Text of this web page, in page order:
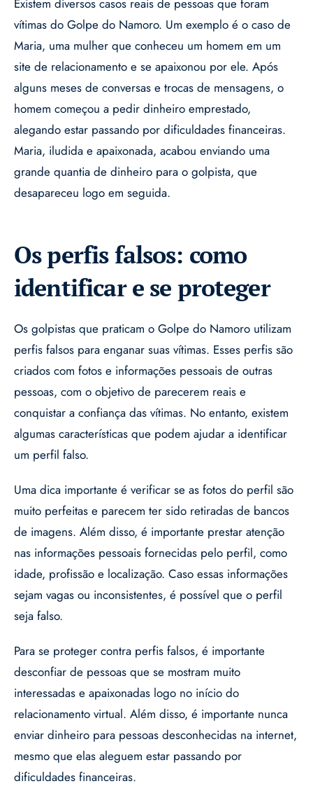
vítimas do Golpe do Namoro. Um exemplo é o caso de
Maria, uma mulher que conheceu um homem em um
site de relacionamento e se apaixonou por ele. Após
alguns meses de conversas e trocas de mensagens, o
homem começou a pedir dinheiro emprestado,
alegando estar passando por dificuldades financeiras.
Maria, iludida e apaixonada, acabou enviando uma
grande quantia de dinheiro para o golpista, que
desapareceu logo em seguida.
Os perfis falsos: como
identificar e se proteger
Os golpistas que praticam o Golpe do Namoro utilizam
perfis falsos para enganar suas vítimas. Esses perfis são
criados com fotos e informações pessoais de outras
pessoas, com o objetivo de parecerem reais e
conquistar a confiança das vítimas. No entanto, existem
algumas características que podem ajudar a identificar
um perfil falso.
Uma dica importante é verificar se as fotos do perfil são
muito perfeitas e parecem ter sido retiradas de bancos
de imagens. Além disso, é importante prestar atenção
nas informações pessoais fornecidas pelo perfil, como
idade, profissão e localização. Caso essas informações
sejam vagas ou inconsistentes, é possível que o perfil
seja falso.
Para se proteger contra perfis falsos, é importante
desconfiar de pessoas que se mostram muito
interessadas e apaixonadas logo no início do
relacionamento virtual. Além disso, é importante nunca
enviar dinheiro para pessoas desconhecidas na internet,
mesmo que elas aleguem estar passando por
dificuldades financeiras.